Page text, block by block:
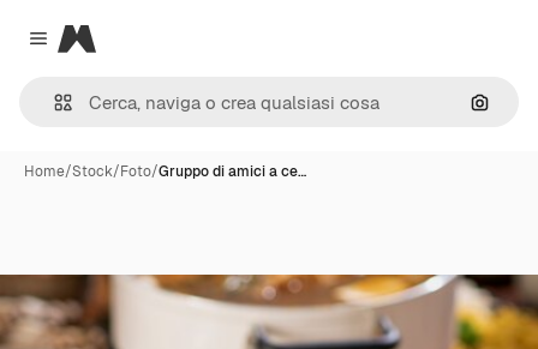
Close menu
Magnific
Cerca
Home/Stock/Foto/Gruppo di amici a ce…